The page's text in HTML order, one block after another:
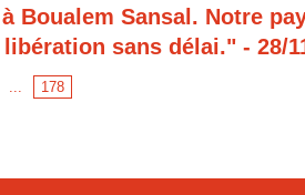
Boualem Sansal. Notre
sans délai." - 28/
... 178